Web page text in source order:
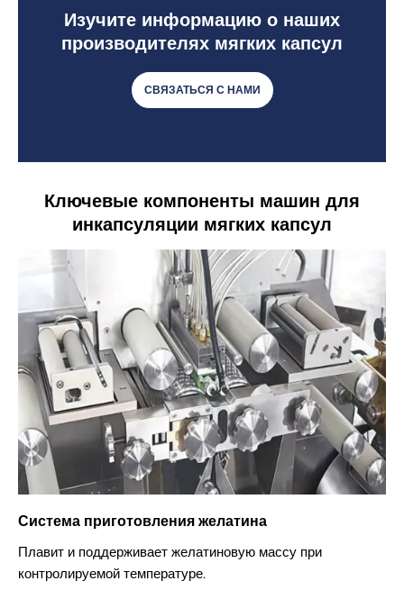
Изучите информацию о наших
производителях мягких капсул
СВЯЗАТЬСЯ С НАМИ
Ключевые компоненты машин для
инкапсуляции мягких капсул
Плавит и поддерживает желатиновую массу при
контролируемой температуре.
Система приготовления желатина